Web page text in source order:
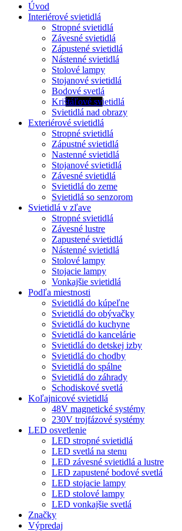
Úvod
Interiérové svietidlá
Stropné svietidlá
Závesné svietidlá
Zápustené svietidlá
Nástenné svietidlá
Stolové lampy
Stojanové svietidlá
Bodové svetlá
Krištáľové svietidlá
Svietidlá nad obrazy
Exteriérové svietidlá
Stropné svietidlá
Zápustné svietidlá
Nastenné svietidlá
Stojanové svietidlá
Závesné svietidlá
Svietidlá do zeme
Svietidlá so senzorom
Svietidlá v zľave
Stropné svietidlá
Závesné lustre
Zapustené svietidlá
Nástenné svietidlá
Stolové lampy
Stojacie lampy
Vonkajšie svietidlá
Podľa miestnosti
Svietidlá do kúpeľne
Svietidlá do obývačky
Svietidlá do kuchyne
Svietidlá do kancelárie
Svietidlá do detskej izby
Svietidlá do chodby
Svietidlá do spálne
Svietidlá do záhrady
Schodiskové svetlá
Koľajnicové svietidlá
48V magnetické systémy
230V trojfázové systémy
LED osvetlenie
LED stropné svietidlá
LED svetlá na stenu
LED závesné svietidlá a lustre
LED zapustené bodové svetlá
LED stojacie lampy
LED stolové lampy
LED vonkajšie svetlá
Značky
Výpredaj